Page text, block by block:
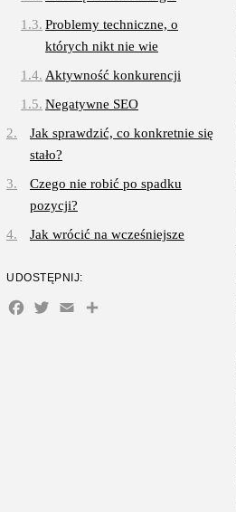
Problemy techniczne, o
których nikt nie wie
Aktywność konkurencji
Negatywne SEO
Jak sprawdzić, co konkretnie się
stało?
Czego nie robić po spadku
pozycji?
Jak wrócić na wcześniejsze
Dlaczego sam właściciel firmy
rzadko sobie z tym radzi?
UDOSTĘPNIJ:
Facebook
Twitter
EmailShare